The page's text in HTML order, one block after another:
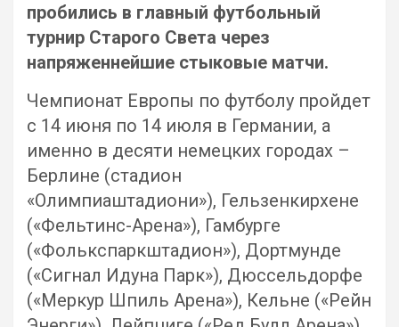
пробились в главный футбольный
турнир Старого Света через
напряженнейшие стыковые матчи.
Чемпионат Европы по футболу пройдет
с 14 июня по 14 июля в Германии, а
именно в десяти немецких городах –
Берлине (стадион
«Олимпиаштадиони»), Гельзенкирхене
(«Фельтинс-Арена»), Гамбурге
(«Фолькспаркштадион»), Дортмунде
(«Сигнал Идуна Парк»), Дюссельдорфе
(«Меркур Шпиль Арена»), Кельне («Рейн